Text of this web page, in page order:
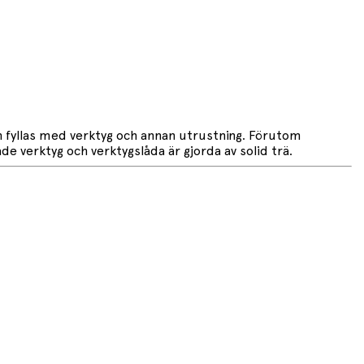
fyllas med verktyg och annan utrustning. Förutom
verktyg och verktygslåda är gjorda av solid trä.